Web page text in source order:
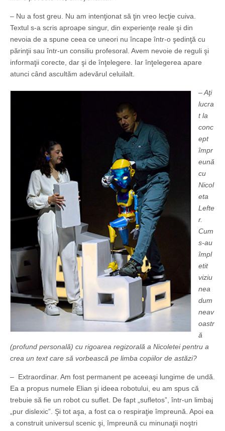
– Nu a fost greu. Nu am intenţionat să ţin vreo lecţie cuiva.
Textul s-a scris aproape singur, din experienţe reale şi din
nevoia de a spune ceea ce uneori nu încape într-o şedinţă cu
părinţii sau într-un consiliu profesoral. Avem nevoie de reguli şi
informaţii corecte, dar şi de înţelegere. Iar înţelegerea apare
atunci când ascultăm adevărul celuilalt.
– Aţi
lucra
t la
conc
ept
împr
eună
cu
Nicol
eta
Lefte
r.
Cum
s-au
împl
etit
viziu
nea
dum
neav
oastr
ă
(profund personală) cu rigoarea regizorală a Nicoletei pentru a
crea un text care să vorbească pe limba copiilor de astăzi?
– Extraordinar. Am fost permanent pe aceeaşi lungime de undă.
Ea a propus numele Elian şi ideea robotului, eu am spus că
trebuie să fie un robot cu suflet. De fapt „sufletos”, într-un limbaj
„pur dislexic”. Şi tot aşa, a fost ca o respiraţie împreună. Apoi ea
a construit universul scenic şi, împreună cu minunaţii noştri